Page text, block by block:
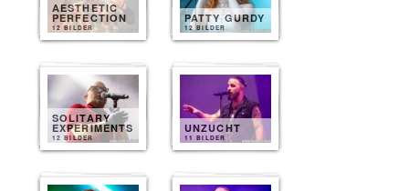
AESTHETIC
PERFECTION
12 BILDER
PATTY GURDY
12 BILDER
SOLITARY
EXPERIMENTS
12 BILDER
UNZUCHT
11 BILDER